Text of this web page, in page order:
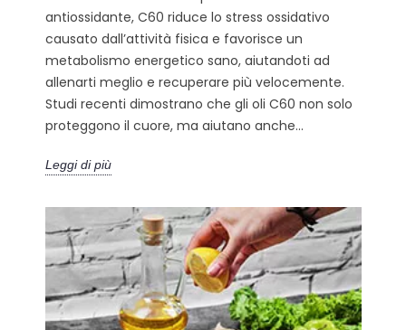
antiossidante, C60 riduce lo stress ossidativo
causato dall’attività fisica e favorisce un
metabolismo energetico sano, aiutandoti ad
allenarti meglio e recuperare più velocemente.
Studi recenti dimostrano che gli oli C60 non solo
proteggono il cuore, ma aiutano anche...
Leggi di più